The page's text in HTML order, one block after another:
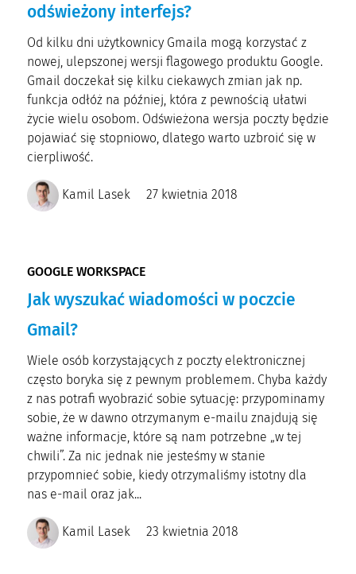
odświeżony interfejs?
Od kilku dni użytkownicy Gmaila mogą korzystać z
nowej, ulepszonej wersji flagowego produktu Google.
Gmail doczekał się kilku ciekawych zmian jak np.
funkcja odłóż na później, która z pewnością ułatwi
życie wielu osobom. Odświeżona wersja poczty będzie
pojawiać się stopniowo, dlatego warto uzbroić się w
cierpliwość.
Kamil Lasek 27 kwietnia 2018
GOOGLE WORKSPACE
Jak wyszukać wiadomości w poczcie
Gmail?
Wiele osób korzystających z poczty elektronicznej
często boryka się z pewnym problemem. Chyba każdy
z nas potrafi wyobrazić sobie sytuację: przypominamy
sobie, że w dawno otrzymanym e-mailu znajdują się
ważne informacje, które są nam potrzebne „w tej
chwili”. Za nic jednak nie jesteśmy w stanie
przypomnieć sobie, kiedy otrzymaliśmy istotny dla
nas e-mail oraz jak...
Kamil Lasek 23 kwietnia 2018